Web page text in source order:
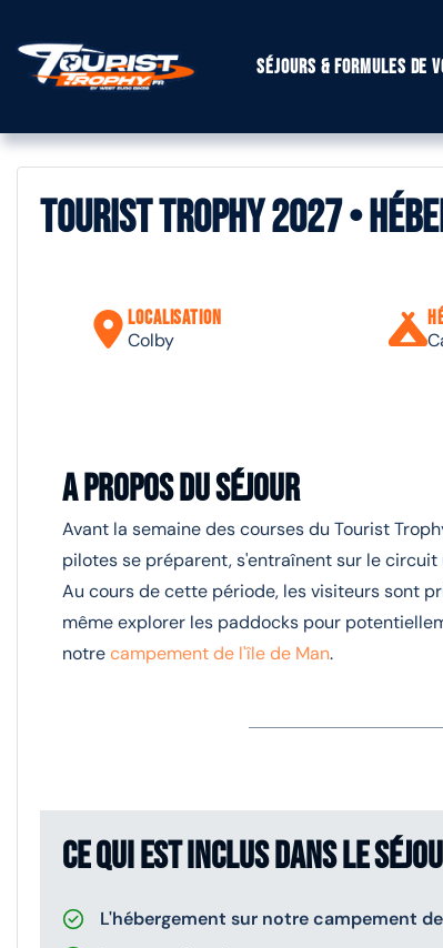
Séjours & formules de
Tourist Trophy 2027 •
Localisation
Colby
A propos du séjour
Avant la semaine des courses du Tourist
pilotes se préparent, s'entraînent sur le
Au cours de cette période, les visiteurs sont
même explorer les paddocks pour
notrecampement de l'île de Man.
Ce qui est inclus dans le
L'hébergement sur notre campement